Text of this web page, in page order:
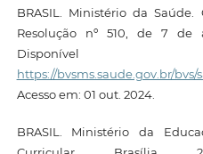
BRASIL. Ministério da
Resolução nº 510, de 7 de
https://bvsms.saude.gov.br/bvs/
Acesso em: 01 out. 2024.
BRASIL. Ministério da